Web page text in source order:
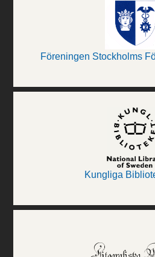
Föreningen Stockholms
Kungliga